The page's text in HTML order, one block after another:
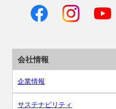
会社情報
企業情報
サステナビリティ